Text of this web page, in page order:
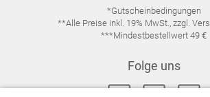
*Gutscheinbedingungen
**Alle Preise inkl. 19% MwSt., zzgl.
***Mindestbestellwert 49 €
Folge uns